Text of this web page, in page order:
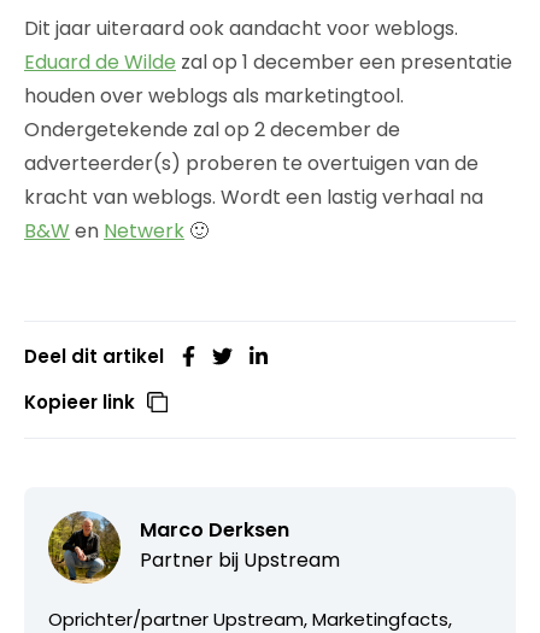
Dit jaar uiteraard ook aandacht voor weblogs.
Eduard de Wilde zal op 1 december een presentatie
houden over weblogs als marketingtool.
Ondergetekende zal op 2 december de
adverteerder(s) proberen te overtuigen van de
kracht van weblogs. Wordt een lastig verhaal na
B&W en Netwerk 🙂
Deel dit artikel
Kopieer link
Marco Derksen
Partner bij Upstream
Oprichter/partner Upstream, Marketingfacts,